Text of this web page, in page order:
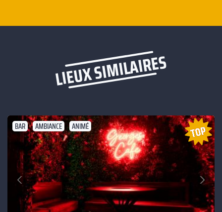
LIEUX SIMILAIRES
BAR AMBIANCE ANIMÉ
Précédent
Suivant